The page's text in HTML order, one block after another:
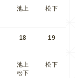
池上 松下
18
池上
松下
19
松下